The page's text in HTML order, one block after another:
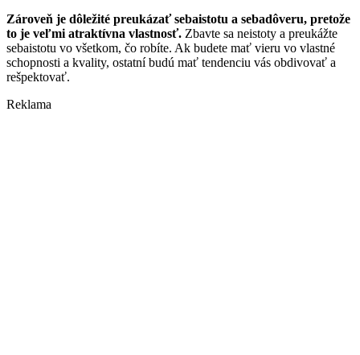
Zároveň je dôležité preukázať sebaistotu a sebadôveru, pretože
to je veľmi atraktívna vlastnosť. Zbavte sa neistoty a preukážte
sebaistotu vo všetkom, čo robíte. Ak budete mať vieru vo vlastné
schopnosti a kvality, ostatní budú mať tendenciu vás obdivovať a
rešpektovať.
Reklama